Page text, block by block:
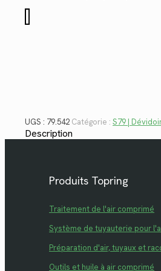
de
UGS : 79.542 Catégorie : S79 |
Description
Produits Topring
Traitement de l'air comprimé
Système de tuyauterie pour
Préparation d'air, tuyaux et
Outils et huile à air comprimé